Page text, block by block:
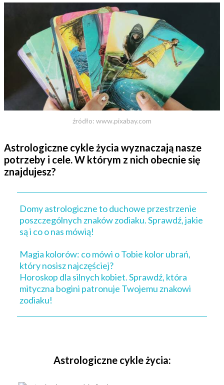
źródło: www.pixabay.com
Astrologiczne cykle życia wyznaczają nasze
potrzeby i cele. W którym z nich obecnie się
znajdujesz?
Domy astrologiczne to duchowe przestrzenie
poszczególnych znaków zodiaku. Sprawdź, jakie
są i co o nas mówią!
Magia kolorów: co mówi o Tobie kolor ubrań,
który nosisz najczęściej?
Horoskop dla silnych kobiet. Sprawdź, która
mityczna bogini patronuje Twojemu znakowi
zodiaku!
Astrologiczne cykle życia: